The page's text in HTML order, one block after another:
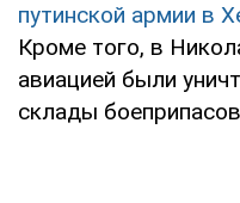
путинской армии в
Кроме того, в
авиацией были
склады